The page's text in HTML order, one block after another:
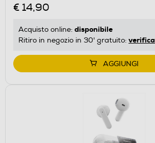
€ 14,90
Acquisto online: disponibile
Ritiro in negozio in 30' gratuito: verifica
AGGIUNGI